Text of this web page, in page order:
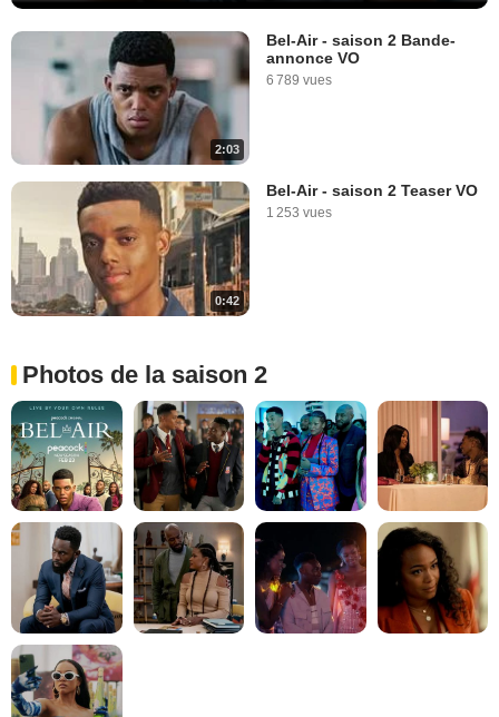
2:03
Bel-Air - saison 2 Bande-
annonce VO
6 789 vues
0:42
Bel-Air - saison 2 Teaser VO
1 253 vues
Photos de la saison 2